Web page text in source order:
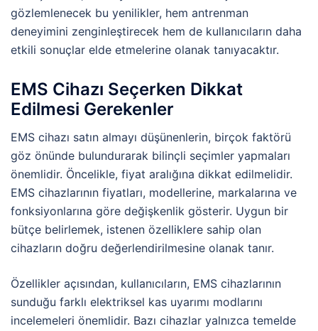
gözlemlenecek bu yenilikler, hem antrenman
deneyimini zenginleştirecek hem de kullanıcıların daha
etkili sonuçlar elde etmelerine olanak tanıyacaktır.
EMS Cihazı Seçerken Dikkat
Edilmesi Gerekenler
EMS cihazı satın almayı düşünenlerin, birçok faktörü
göz önünde bulundurarak bilinçli seçimler yapmaları
önemlidir. Öncelikle, fiyat aralığına dikkat edilmelidir.
EMS cihazlarının fiyatları, modellerine, markalarına ve
fonksiyonlarına göre değişkenlik gösterir. Uygun bir
bütçe belirlemek, istenen özelliklere sahip olan
cihazların doğru değerlendirilmesine olanak tanır.
Özellikler açısından, kullanıcıların, EMS cihazlarının
sunduğu farklı elektriksel kas uyarımı modlarını
incelemeleri önemlidir. Bazı cihazlar yalnızca temelde